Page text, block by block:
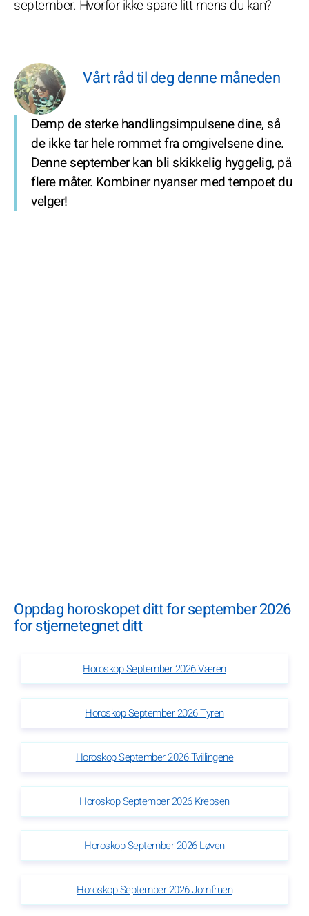
september. Hvorfor ikke spare litt mens du kan?
Vårt råd til deg denne måneden
Demp de sterke handlingsimpulsene dine, så
de ikke tar hele rommet fra omgivelsene dine.
Denne september kan bli skikkelig hyggelig, på
flere måter. Kombiner nyanser med tempoet du
velger!
Oppdag horoskopet ditt for september 2026
for stjernetegnet ditt
Horoskop September 2026 Væren
Horoskop September 2026 Tyren
Horoskop September 2026 Tvillingene
Horoskop September 2026 Krepsen
Horoskop September 2026 Løven
Horoskop September 2026 Jomfruen